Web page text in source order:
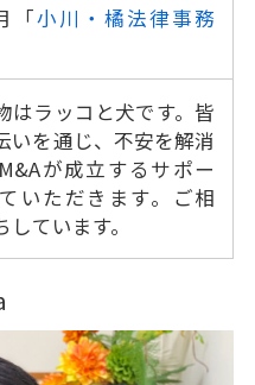
「小川・橘法律事務
はラッコと犬です。皆
いを通じ、不安を解消
が成立するサポー
いただきます。ご相
ています。